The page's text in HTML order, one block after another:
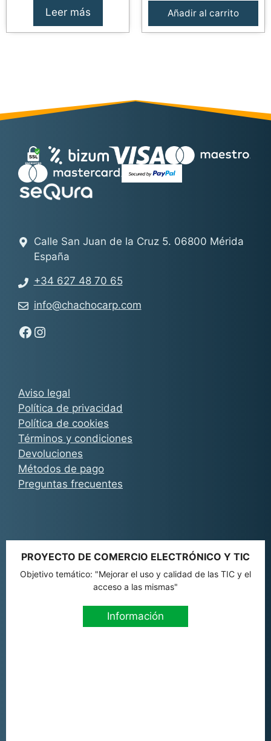
Leer más Añadir al carrito
Aviso legal
Política de privacidad
Política de cookies
Términos y condiciones
Devoluciones
Métodos de pago
Preguntas frecuentes
Calle San Juan de la Cruz 5. 06800 Mérida
España
+34 627 48 70 65
info@chachocarp.com
Síguenos en Facebook - Chachocarp
Síguenos en Instagram - Chachocarp
PROYECTO DE COMERCIO ELECTRÓNICO Y TIC
Objetivo temático: "Mejorar el uso y calidad de las TIC y el
acceso a las mismas"
Información